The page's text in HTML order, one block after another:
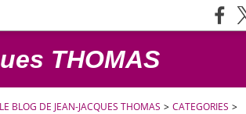
THOMAS
LE BLOG DE JEAN-JACQUES THOMAS > CATEGORIES >